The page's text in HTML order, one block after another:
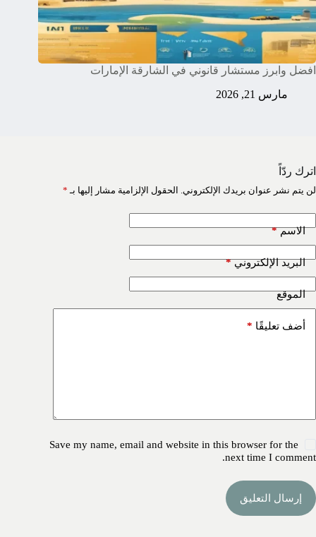
افضل وابرز مستشار قانوني في الشارقة الإمارات
مارس 21, 2026
اترك ردّاً
لن يتم نشر عنوان بريدك الإلكتروني. الحقول الإلزامية مشار إليها بـ *
الاسم*
البريد الإلكتروني*
الموقع
أضف تعليقًا *
Save my name, email and website in this browser for the
next time I comment.
إرسال التعليق